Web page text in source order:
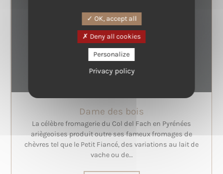
Dame des bois
La célèbre fromagerie du Col del Fach en Pyrénées
ariègeoises produit outre ses fameux fromages de
chèvres tel que le Petit Fiancé, des variations au lait de
vache ou de…
OK, accept all
Deny all cookies
Personalize
Privacy policy